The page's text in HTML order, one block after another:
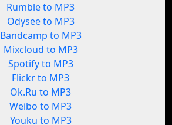
Rumble to MP3
Odysee to MP3
Bandcamp to MP3
Mixcloud to MP3
Spotify to MP3
Flickr to MP3
Ok.Ru to MP3
Weibo to MP3
Youku to MP3